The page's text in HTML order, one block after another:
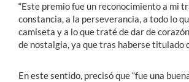
“Este premio fue un reconocimiento a mi
constancia, a la perseverancia, a todo lo
camiseta y a lo que traté de dar de
de nostalgia, ya que tras haberse titulado
En este sentido, precisó que “fue una